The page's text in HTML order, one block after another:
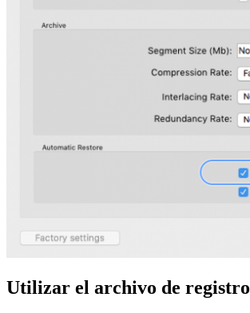
Utilizar el archivo de registro